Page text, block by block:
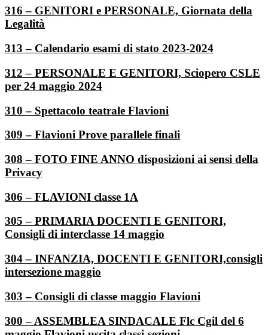
316 – GENITORI e PERSONALE, Giornata della
Legalità
313 – Calendario esami di stato 2023-2024
312 – PERSONALE E GENITORI, Sciopero CSLE
per 24 maggio 2024
310 – Spettacolo teatrale Flavioni
309 – Flavioni Prove parallele finali
308 – FOTO FINE ANNO disposizioni ai sensi della
Privacy
306 – FLAVIONI classe 1A
305 – PRIMARIA DOCENTI E GENITORI,
Consigli di interclasse 14 maggio
304 – INFANZIA, DOCENTI E GENITORI,consigli
intersezione maggio
303 – Consigli di classe maggio Flavioni
300 – ASSEMBLEA SINDACALE Flc Cgil del 6